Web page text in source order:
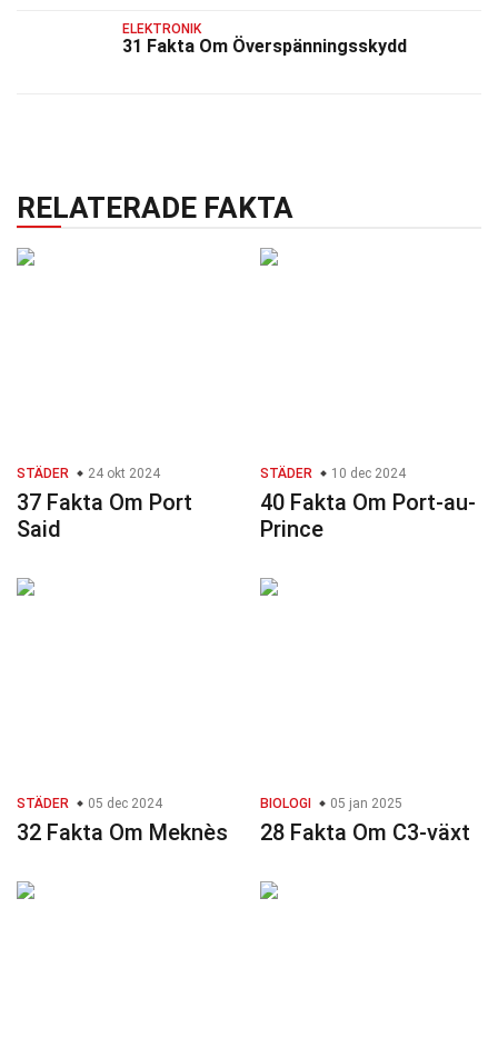
ELEKTRONIK
31 Fakta Om Överspänningsskydd
RELATERADE FAKTA
STÄDER 24 okt 2024
37 Fakta Om Port
Said
STÄDER 10 dec 2024
40 Fakta Om Port-au-
Prince
STÄDER 05 dec 2024
32 Fakta Om Meknès
BIOLOGI 05 jan 2025
28 Fakta Om C3-växt